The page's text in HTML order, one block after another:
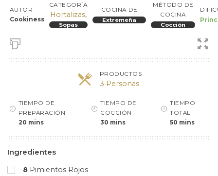
AUTOR
Cookiness
CATEGORÍA
Hortalizas,
Sopas
COCINA DE
Extremeña
MÉTODO DE
COCINA
Cocción
PRODUCTOS
3 Personas
TIEMPO DE
PREPARACIÓN
20 mins
TIEMPO DE
COCCIÓN
30 mins
TIEMPO
TOTAL
50 mins
Ingredientes
8 Pimientos Rojos